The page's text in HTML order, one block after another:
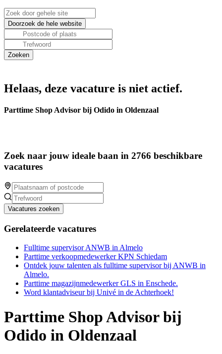
Helaas, deze vacature is niet actief.
Parttime Shop Advisor bij Odido in Oldenzaal
Zoek naar jouw ideale baan in 2766 beschikbare
vacatures
Vacatures zoeken
Gerelateerde vacatures
Fulltime supervisor ANWB in Almelo
Parttime verkoopmedewerker KPN Schiedam
Ontdek jouw talenten als fulltime supervisor bij ANWB in
Almelo.
Parttime magazijnmedewerker GLS in Enschede.
Word klantadviseur bij Univé in de Achterhoek!
Parttime Shop Advisor bij
Odido in Oldenzaal